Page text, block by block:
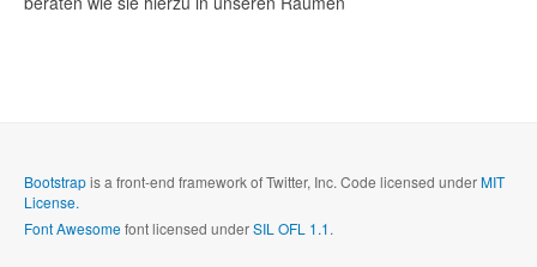
Bootstrapis a front-end framework of Twitter, Inc. Code licensed underMIT
License.
Font Awesomefont licensed underSIL OFL 1.1.